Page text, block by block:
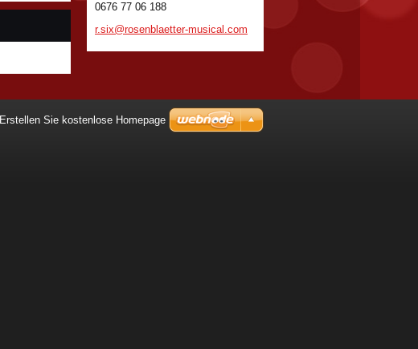
0676 77 06 188
r.six@rosenblaetter-musical.com
Erstellen Sie kostenlose Homepage